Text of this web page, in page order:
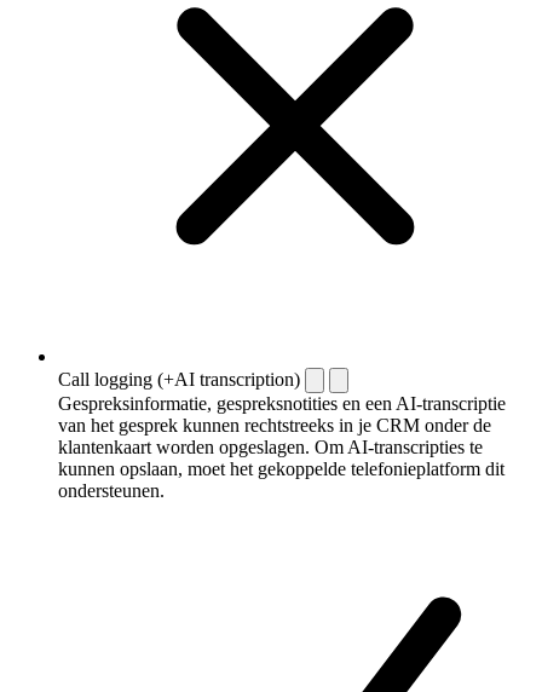
Call logging (+AI transcription)
Gespreksinformatie, gespreksnotities en een AI-transcriptie
van het gesprek kunnen rechtstreeks in je CRM onder de
klantenkaart worden opgeslagen. Om AI-transcripties te
kunnen opslaan, moet het gekoppelde telefonieplatform dit
ondersteunen.